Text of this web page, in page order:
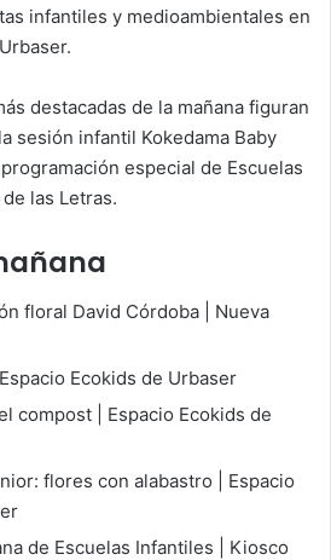
infantiles y medioambientales en
destacadas de la mañana figuran
sesión infantil Kokedama Baby
especial de Escuelas
las Letras.
floral David Córdoba | Nueva
Ecokids de Urbaser
compost | Espacio Ecokids de
flores con alabastro | Espacio
de Escuelas Infantiles | Kiosco